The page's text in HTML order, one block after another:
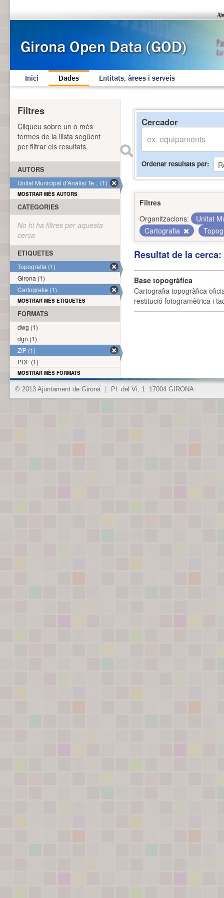
Inici Dades Entitats, àrees i serveis
Cercador
Ordenar resultats per
Filtres
Organitzacions:
Unitat
Cartografia
Resultat de la
Base topogràfica
Cartografia topogràfica
restitució fotogramètrica i
Filtres
Cliqueu sobre un o més
termes de la llista següent
per filtrar els resultats.
AUTORS
Unitat Municipal d'Anàlisi Te... (1)
MOSTRAR MÉS AUTORS
CATEGORIES
No hi ha filtres per aquesta
cerca
ETIQUETES
Topografia (1)
Girona (1)
Cartografia (1)
MOSTRAR MÉS ETIQUETES
FORMATS
dwg (1)
dgn (1)
ZIP (1)
PDF (1)
MOSTRAR MÉS FORMATS
© 2013 Ajuntament de Girona Pl. del Vi, 1. 17004 GIRONA